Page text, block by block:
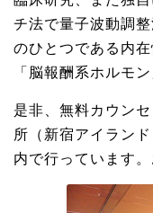
チ法で量子波動調
のひとつである内
「脳報酬系ホルモ
是非、無料カウン
所（新宿アイラン
内で行っています